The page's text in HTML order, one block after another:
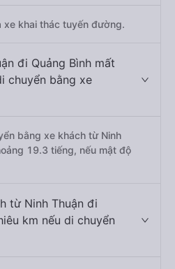
xe khai thác tuyến đường.
đi Quảng Bình mất
chuyển bằng xe
bằng xe khách từ Ninh
19.3 tiếng, nếu mật độ
từ Ninh Thuận đi
km nếu di chuyển